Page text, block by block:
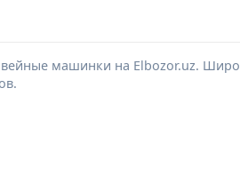
машинки на Elbozor.uz.